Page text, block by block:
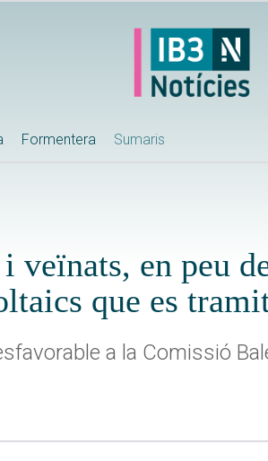
Formentera Sumaris
en peu
que es
a la Comissió